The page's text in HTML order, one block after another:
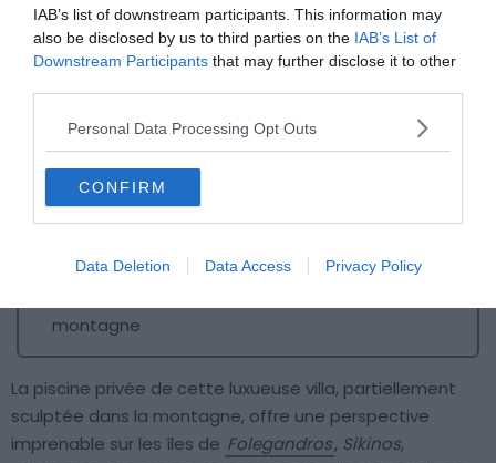
IAB’s list of downstream participants. This information may
also be disclosed by us to third parties on the IAB’s List of
Downstream Participants that may further disclose it to other
Personal Data Processing Opt Outs
CONFIRM
Data Deletion Data Access Privacy Policy
📸Photos :Voir les photos
Gamme :Luxueux
montagne
La piscine privée de cette luxueuse villa, partiellement
sculptée dans la montagne, offre une perspective
imprenable sur les îles de Folegandros, Sikinos,